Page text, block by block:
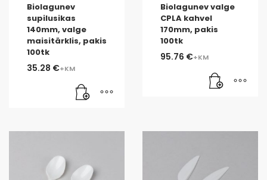
Biolagunev
supilusikas
140mm, valge
maisitärklis, pakis
100tk
35.28 €
Biolagunev valge
CPLA kahvel
170mm, pakis
100tk
95.76 €